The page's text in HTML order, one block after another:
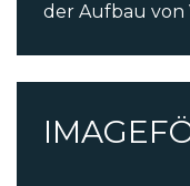
der Aufbau von